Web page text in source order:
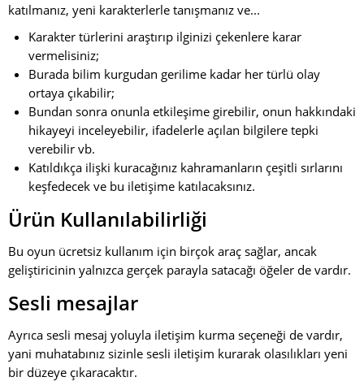
katılmanız, yeni karakterlerle tanışmanız ve...
Karakter türlerini araştırıp ilginizi çekenlere karar
vermelisiniz;
Burada bilim kurgudan gerilime kadar her türlü olay
ortaya çıkabilir;
Bundan sonra onunla etkileşime girebilir, onun hakkındaki
hikayeyi inceleyebilir, ifadelerle açılan bilgilere tepki
verebilir vb.
Katıldıkça ilişki kuracağınız kahramanların çeşitli sırlarını
keşfedecek ve bu iletişime katılacaksınız.
Ürün Kullanılabilirliği
Bu oyun ücretsiz kullanım için birçok araç sağlar, ancak
geliştiricinin yalnızca gerçek parayla satacağı öğeler de vardır.
Sesli mesajlar
Ayrıca sesli mesaj yoluyla iletişim kurma seçeneği de vardır,
yani muhatabınız sizinle sesli iletişim kurarak olasılıkları yeni
bir düzeye çıkaracaktır.